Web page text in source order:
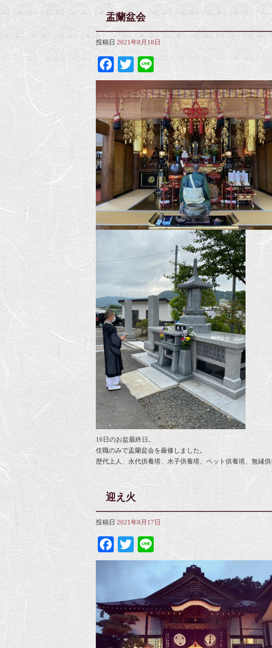
盂蘭盆会
投稿日 2021年8月18日
Facebook
Twitter
Line
16日のお盆最終日。
住職のみで盂蘭盆会を厳修しました。
歴代上人、永代供養塔、水子供養塔、ペット供養塔、無縁
迎え火
投稿日 2021年8月17日
Facebook
Twitter
Line